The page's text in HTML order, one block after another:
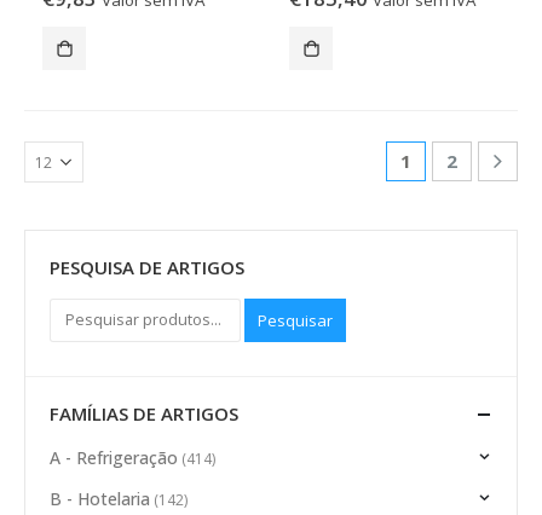
1 2
PESQUISA DE ARTIGOS
Pesquisar
FAMÍLIAS DE ARTIGOS
A - Refrigeração (414)
B - Hotelaria (142)